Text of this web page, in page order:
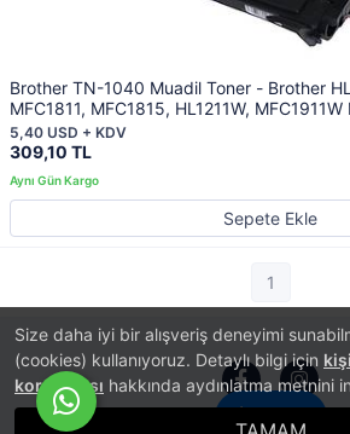
Size daha iyi bir alışveriş deneyimi
(cookies) kullanıyoruz. Detaylı bilgi için
korunması hakkında aydınlatma metnini
Brother TN-1040 Muadil Toner - Brother
MFC1811, MFC1815, HL1211W,
309,10 TL
5,40 USD + KDV
Sepete Ekle
1
İletişim